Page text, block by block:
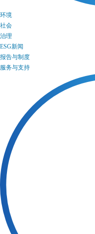
环境
社会
治理
ESG新闻
报告与制度
服务与支持